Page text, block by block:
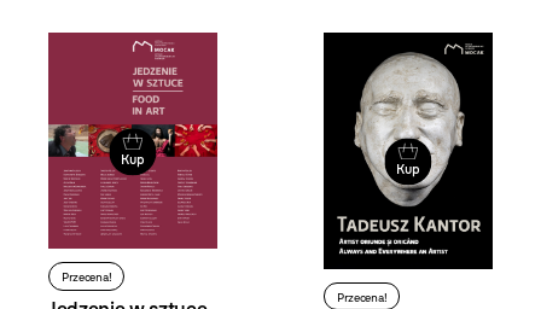
Kup
Przecena!
Kup
Przecena!